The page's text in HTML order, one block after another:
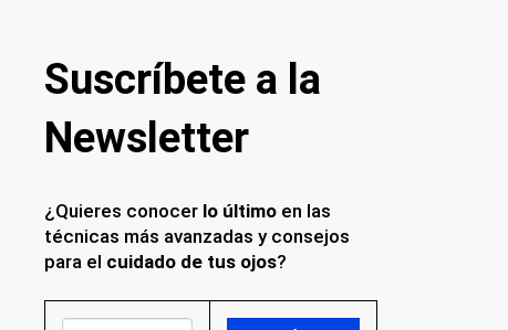
Suscríbete a la
Newsletter
¿Quieres conocer lo últimoen las
técnicas más avanzadas y consejos
para el cuidado de tus ojos?